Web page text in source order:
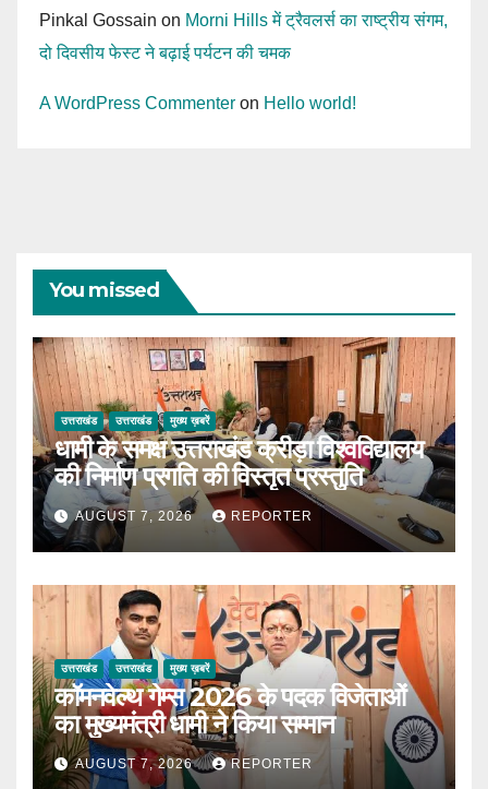
Pinkal Gossain on Morni Hills में ट्रैवलर्स का राष्ट्रीय संगम,
दो दिवसीय फेस्ट ने बढ़ाई पर्यटन की चमक
A WordPress Commenter on Hello world!
You missed
उत्तराखंड उत्तराखंड मुख्य ख़बरें
धामी के समक्ष उत्तराखंड क्रीड़ा विश्वविद्यालय
की निर्माण प्रगति की विस्तृत प्रस्तुति
AUGUST 7, 2026 REPORTER
उत्तराखंड उत्तराखंड मुख्य ख़बरें
कॉमनवेल्थ गेम्स 2026 के पदक विजेताओं
का मुख्यमंत्री धामी ने किया सम्मान
AUGUST 7, 2026 REPORTER